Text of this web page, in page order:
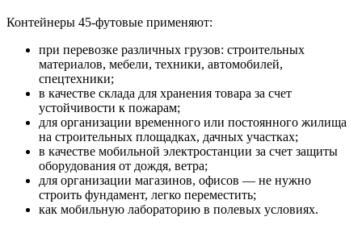
Контейнеры 45-футовые применяют:
при перевозке различных грузов: строительных
материалов, мебели, техники, автомобилей,
спецтехники;
в качестве склада для хранения товара за счет
устойчивости к пожарам;
для организации временного или постоянного жилища
на строительных площадках, дачных участках;
в качестве мобильной электростанции за счет защиты
оборудования от дождя, ветра;
для организации магазинов, офисов — не нужно
строить фундамент, легко переместить;
как мобильную лабораторию в полевых условиях.